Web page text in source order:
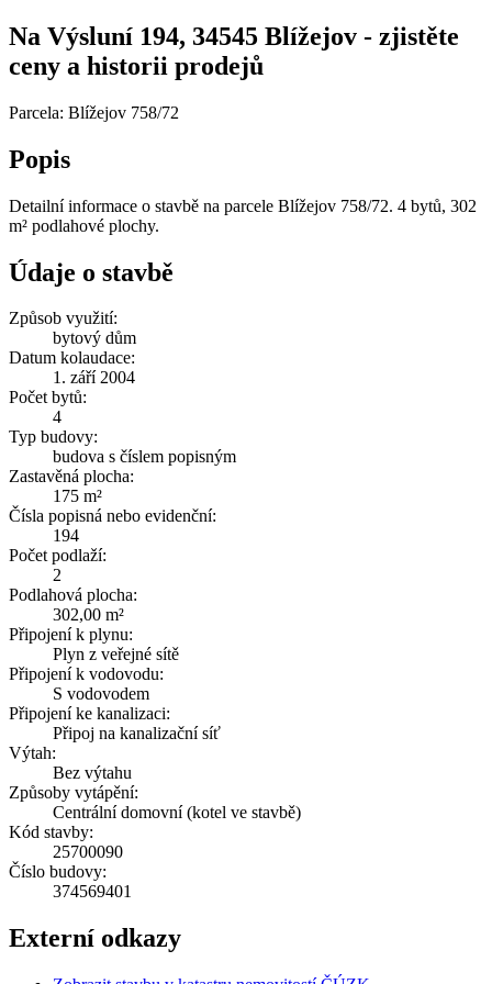
Na Výsluní 194, 34545 Blížejov - zjistěte
ceny a historii prodejů
Parcela: Blížejov 758/72
Popis
Detailní informace o stavbě na parcele Blížejov 758/72. 4 bytů, 302
m² podlahové plochy.
Údaje o stavbě
Způsob využití:
bytový dům
Datum kolaudace:
1. září 2004
Počet bytů:
4
Typ budovy:
budova s číslem popisným
Zastavěná plocha:
175 m²
Čísla popisná nebo evidenční:
194
Počet podlaží:
2
Podlahová plocha:
302,00 m²
Připojení k plynu:
Plyn z veřejné sítě
Připojení k vodovodu:
S vodovodem
Připojení ke kanalizaci:
Připoj na kanalizační síť
Výtah:
Bez výtahu
Způsoby vytápění:
Centrální domovní (kotel ve stavbě)
Kód stavby:
25700090
Číslo budovy:
374569401
Externí odkazy